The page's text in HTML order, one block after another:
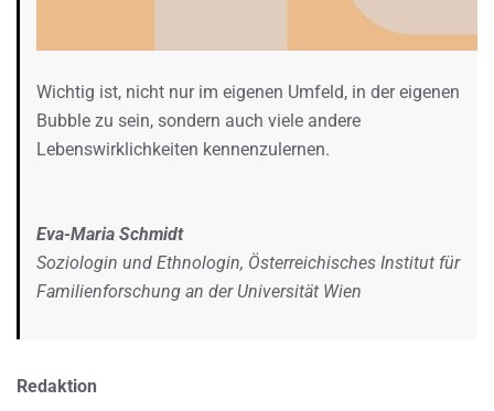
Wichtig ist, nicht nur im eigenen Umfeld, in der eigenen
Bubble zu sein, sondern auch viele andere
Lebenswirklichkeiten kennenzulernen.
Eva-Maria Schmidt
Soziologin und Ethnologin, Österreichisches Institut für
Familienforschung an der Universität Wien
Redaktion